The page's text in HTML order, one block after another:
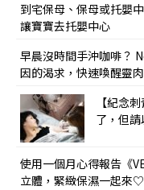
到宅保母、保母或托嬰
讓寶寶去托嬰中心
早晨沒時間手沖咖啡？
因的渴求，快速喚醒靈
【紀念
了，但請
使用一個月心得報告《
立體，緊緻保濕一起來♡